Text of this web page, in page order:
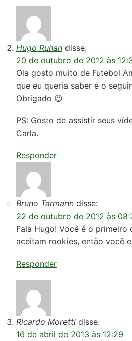
Hugo Ruhan disse:
20 de outubro de 2012 às
Ola gosto muito de Futebol
que eu queria saber é o
Obrigado 😉
PS: Gosto de assistir seus
Carla.
Responder
Bruno Tarmann disse:
22 de outubro de 2012 às
Fala Hugo! Você é o
aceitam rookies, então você
Responder
Ricardo Moretti disse:
16 de abril de 2013 às 12:29